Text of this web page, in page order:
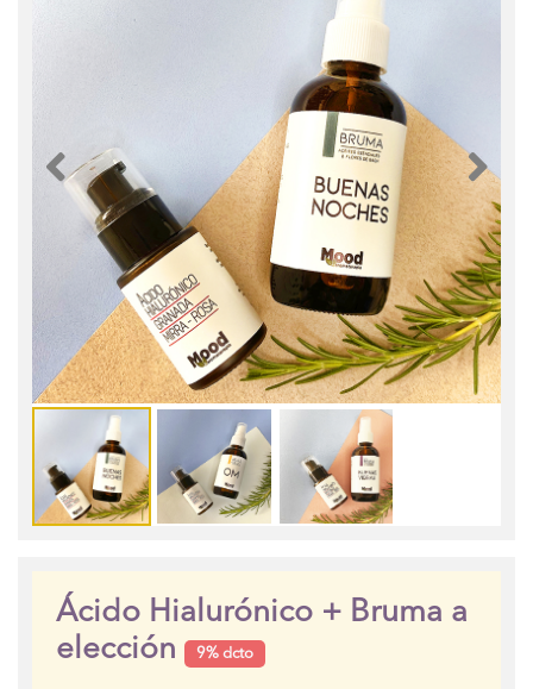
Anterior
Ácido Hialurónico + Bruma a
elección
9% dcto